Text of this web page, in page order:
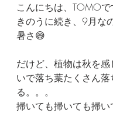
こんにちは、TOMO
きのうに続き、9月な
暑さ😅
だけど、植物は秋を感
いで落ち葉たくさん落
る。。。
掃いても掃いても掃